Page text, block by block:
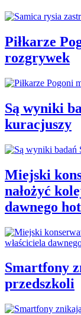
Piłkarze
rozgrywek
Są wyniki
kuracjuszy
Miejski
nałożyć
dawnego
Smartfony
przedszkoli